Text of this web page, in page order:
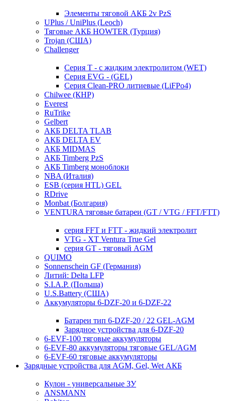
Элементы тяговой АКБ 2v PzS
UPlus / UniPlus (Leoch)
Тяговые АКБ HOWTER (Турция)
Trojan (США)
Challenger
Серия T - с жидким электролитом (WET)
Серия EVG - (GEL)
Серия Clean-PRO литиевые (LiFPo4)
Chilwee (КНР)
Everest
RuTrike
Gelbert
АКБ DELTA TLAB
АКБ DELTA EV
АКБ MIDMAS
АКБ Timberg PzS
АКБ Timberg моноблоки
NBA (Италия)
ESB (серия HTL) GEL
RDrive
Monbat (Болгария)
VENTURA тяговые батареи (GT / VTG / FFT/FTT)
серия FFT и FTT - жидкий электролит
VTG - XT Ventura True Gel
серия GT - тяговый AGM
QUIMO
Sonnenschein GF (Германия)
Литий: Delta LFP
S.I.A.P. (Польша)
U.S.Battery (США)
Аккумуляторы 6-DZF-20 и 6-DZF-22
Батареи тип 6-DZF-20 / 22 GEL-AGM
Зарядное устройства для 6-DZF-20
6-EVF-100 тяговые аккумуляторы
6-EVF-80 аккумуляторы тяговые GEL/AGM
6-EVF-60 тяговые аккумуляторы
Зарядные устройства для AGM, Gel, Wet АКБ
Кулон - универсальные ЗУ
ANSMANN